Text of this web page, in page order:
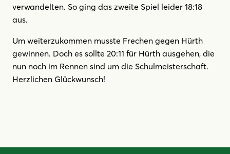
verwandelten. So ging das zweite Spiel leider 18:18
aus.
Um weiterzukommen musste Frechen gegen Hürth
gewinnen. Doch es sollte 20:11 für Hürth ausgehen, die
nun noch im Rennen sind um die Schulmeisterschaft.
Herzlichen Glückwunsch!